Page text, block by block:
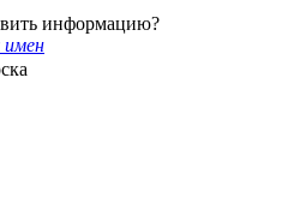
информацию?